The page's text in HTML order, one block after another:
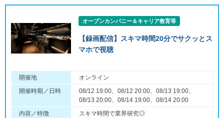
オープンカンパニー＆キャリア教育等
【録画配信】スキマ時間20分でサクッとス
マホで視聴
開催地
オンライン
開催時期／日時
08/12 19:00、08/12 20:00、08/13 19:00、
08/13 20:00、08/14 19:00、08/14 20:00
内容／特徴
スキマ時間で業界研究◎